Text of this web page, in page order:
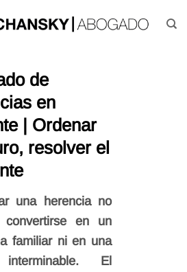
de
en
| Ordenar
resolver el
una herencia no
convertirse en un
familiar ni en una
El